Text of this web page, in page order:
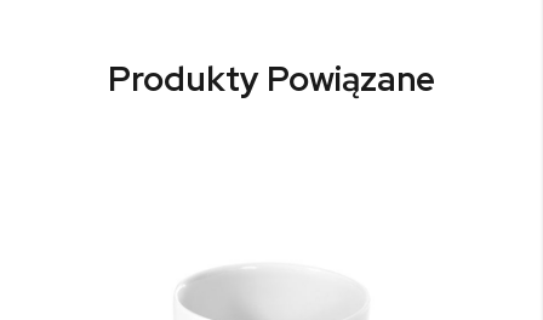
Produkty Powiązane